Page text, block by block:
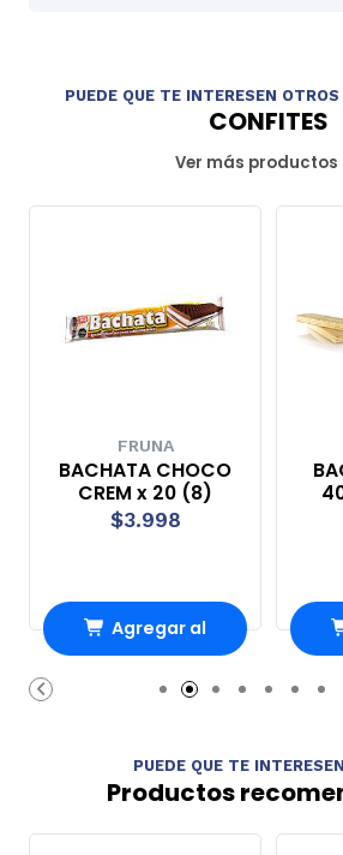
PUEDE QUE TE INTERESEN
CONFITES
Ver más productos
FRUNA
BACHATA CHOCO
CREM x 20 (8)
$3.998
Agregar al
Carro
PUEDE QUE TE
Productos